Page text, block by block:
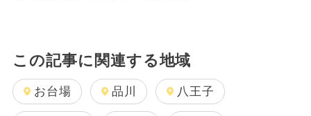
この記事に関連する地域
お台場 品川 八王子